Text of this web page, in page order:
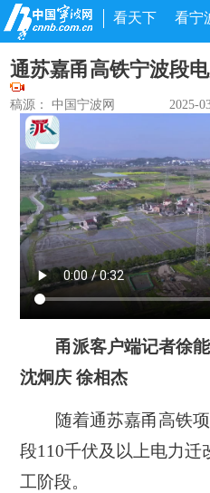
看天下 看宁
通苏嘉甬高铁宁波段
稿源： 中国宁波网 2025-
甬派客户端记者徐
沈炯庆 徐相杰
随着通苏嘉甬高铁
段110千伏及以上电力迁
工阶段。